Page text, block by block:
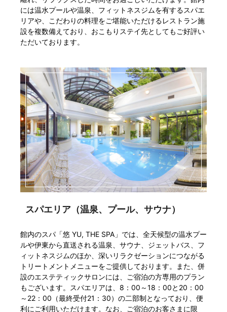
には温水プールや温泉、フィットネスジムを有するスパエ
リアや、こだわりの料理をご堪能いただけるレストラン施
設を複数備えており、おこもりステイ先としてもご好評い
ただいております。
スパエリア（温泉、プール、サウナ）
館内のスパ「悠 YU, THE SPA」では、全天候型の温水プー
ルや伊東から直送される温泉、サウナ、ジェットバス、フ
ィットネスジムのほか、深いリラクゼーションにつながる
トリートメントメニューをご提供しております。また、併
設のエステティックサロンには、ご宿泊の方専用のプラン
もございます。スパエリアは、8：00～18：00と20：00
～22：00（最終受付21：30）の二部制となっており、便
利にご利用いただけます。なお、ご宿泊のお客さまに限